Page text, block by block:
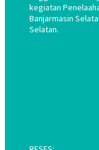
kegiatan
Banjarmasin
Selatan.